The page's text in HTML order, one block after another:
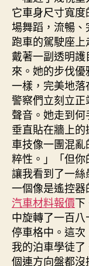
它車身尺寸寬
場舞蹈，流暢、
跑車的駕駛座
戴著一副透明
來。她的步伐
一樣，完美地
警察們立刻立
聲音。她走到
垂直貼在牆上
車技像一團混
粹性。」「但
讓我看到了一
一個像是遙控
汽車材料報價下
中旋轉了一百
停車格中。這
我的泊車學徒
個連方向盤都